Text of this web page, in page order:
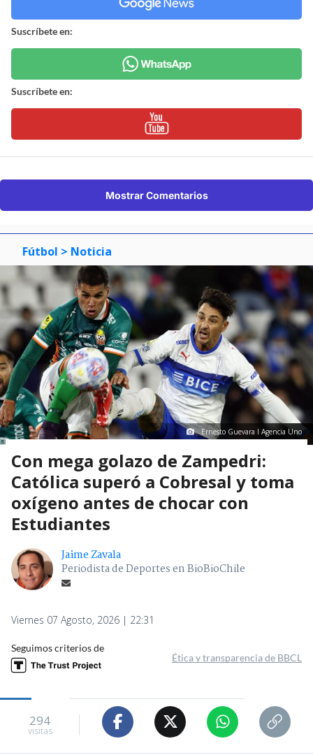
Suscríbete en:
Suscríbete en:
Mostrar Comentarios
Fútbol > Noticia
Ernesto Guevara I Agencia Uno
Con mega golazo de Zampedri:
Católica superó a Cobresal y toma
oxígeno antes de chocar con
Estudiantes
Jaime Zavala
Periodista de Deportes en BioBioChile
Viernes 07 Agosto, 2026 | 22:31
Seguimos criterios de
Ética y transparencia de BBCL
294
visitas